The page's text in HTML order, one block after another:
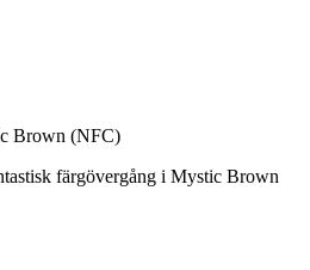
Brown (NFC)
färgövergång i Mystic Brown